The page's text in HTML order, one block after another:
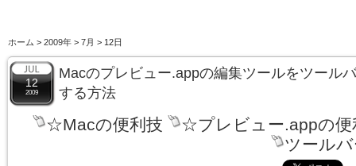
ホーム > 2009年 > 7月 > 12日
12
2009
Macのプレビュー.appの編集ツールをツール
する方法
☆Macの便利技
☆プレビュー.appの便
ツール